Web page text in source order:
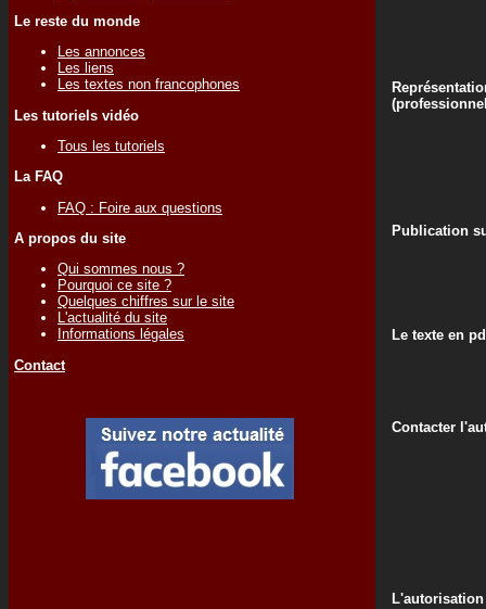
Le reste du monde
Les annonces
Les liens
Les textes non francophones
Les tutoriels vidéo
Tous les tutoriels
La FAQ
FAQ : Foire aux questions
A propos du site
Qui sommes nous ?
Pourquoi ce site ?
Quelques chiffres sur le site
L'actualité du site
Informations légales
Contact
Publication
Le texte en
Contacter
L'autorisation